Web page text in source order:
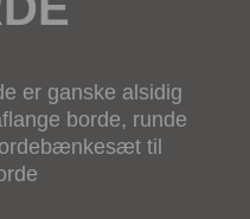
er ganske alsidig
borde, runde
til